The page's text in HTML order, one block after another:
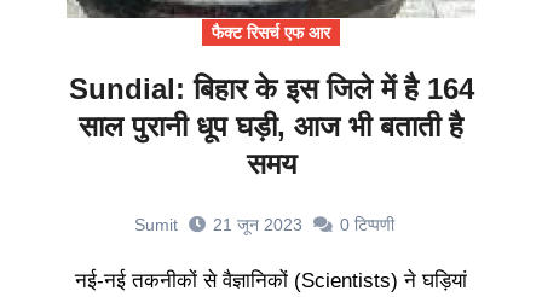
फैक्ट रिसर्च एफ आर
Sundial: बिहार के इस जिले में है 164
साल पुरानी धूप घड़ी, आज भी बताती है
समय
Sumit 21 जून 2023 0 टिप्पणी
नई-नई तकनीकों से वैज्ञानिकों (Scientists) ने घड़ियां